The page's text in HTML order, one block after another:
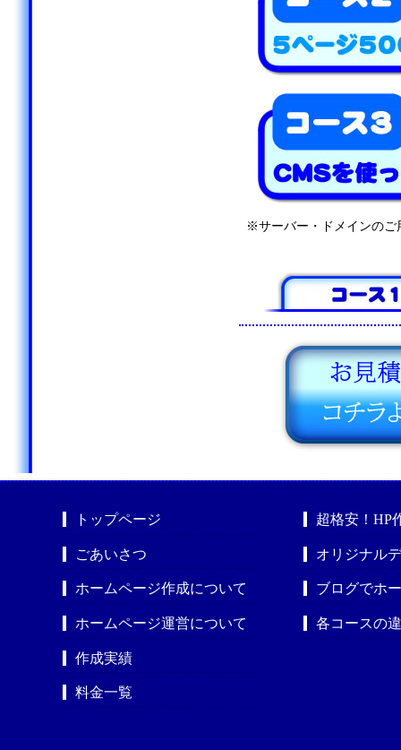
※サーバー・ドメインのご
トップページ
ごあいさつ
ホームページ作成について
ホームページ運営について
作成実績
料金一覧
超格安！HP
オリジナル
ブログでホ
各コースの